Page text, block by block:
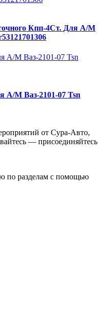
Кпп-4Ст. Для А/М
А/М Ваз-2101-07 Tsn
от Сура-Авто,
— присоединяйтесь
по разделам с помощью